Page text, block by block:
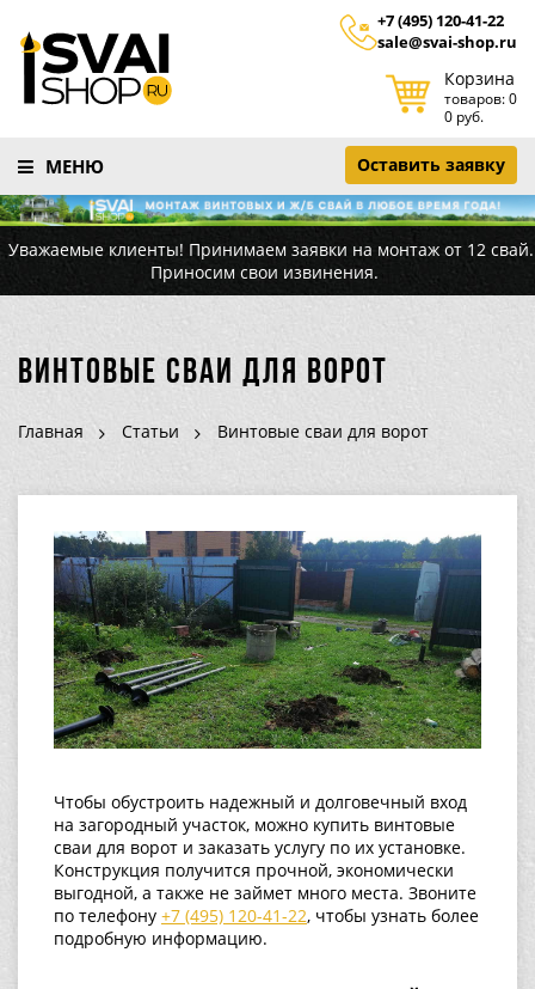
+7 (495) 120-41-22
sale@svai-shop.ru
Корзина
товаров: 0
0 руб.
МЕНЮ Оставить заявку
Уважаемые клиенты! Принимаем заявки на монтаж от 12 свай.
Приносим свои извинения.
Винтовые сваи для ворот
Главная Статьи Винтовые сваи для ворот
Чтобы обустроить надежный и долговечный вход
на загородный участок, можно купить винтовые
сваи для ворот и заказать услугу по их установке.
Конструкция получится прочной, экономически
выгодной, а также не займет много места. Звоните
по телефону +7 (495) 120-41-22, чтобы узнать более
подробную информацию.